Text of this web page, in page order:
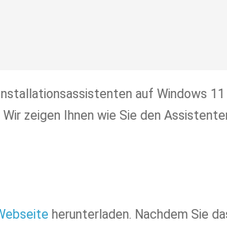
auf Windows 11
zeigen Ihnen wie Sie den
herunterladen. Nachdem Sie